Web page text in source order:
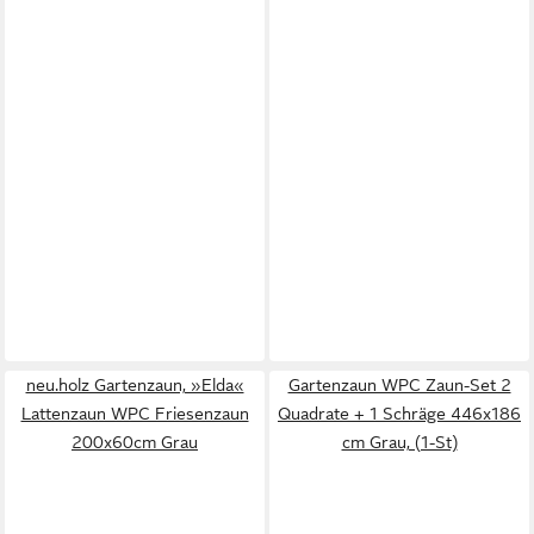
neu.holz Gartenzaun, »Elda«
Lattenzaun WPC Friesenzaun
200x60cm Grau
Gartenzaun WPC Zaun-Set 2
Quadrate + 1 Schräge 446x186
cm Grau, (1-St)